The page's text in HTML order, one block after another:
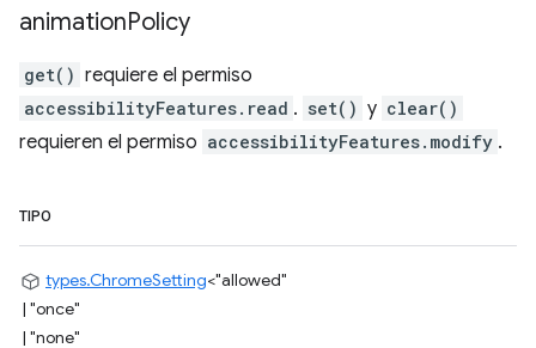
animationPolicy
get() requiere el permiso
accessibilityFeatures.read . set() y clear()
requieren el permiso accessibilityFeatures.modify .
TIPO
types.ChromeSetting<"allowed"
| "once"
| "none"